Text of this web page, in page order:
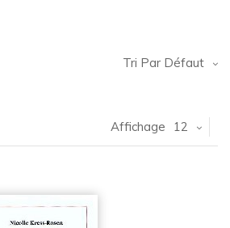
Tri Par Défaut
Affichage 12